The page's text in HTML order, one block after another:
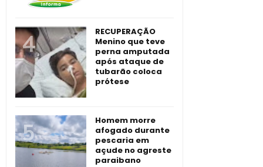
RECUPERAÇÃO
Menino que teve
perna amputada
após ataque de
tubarão coloca
prótese
Homem morre
afogado durante
pescaria em
açude no agreste
paraibano